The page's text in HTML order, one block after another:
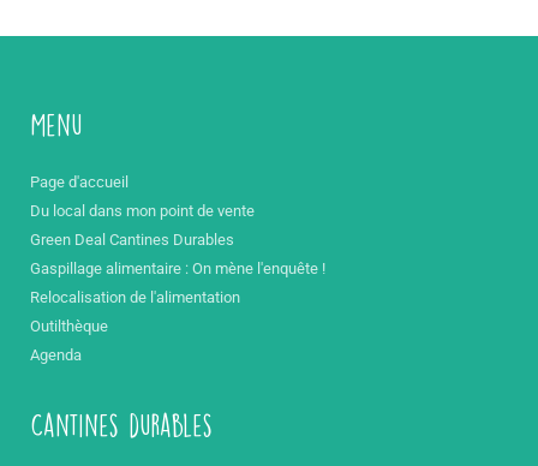
Menu
Page d'accueil
Du local dans mon point de vente
Green Deal Cantines Durables
Gaspillage alimentaire : On mène l'enquête !
Relocalisation de l'alimentation
Outilthèque
Agenda
Cantines durables